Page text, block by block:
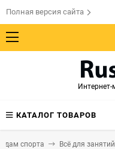
Полная версия сайта
КАТАЛОГ ТОВАРОВ
спорта Всё для